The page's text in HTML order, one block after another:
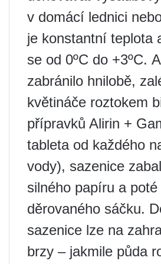
v domácí lednici
je konstantní teplota
se od 0ºС do +3ºС.
zabránilo hnilobě,
květináče roztokem
přípravků Alirin +
tableta od každého
vody), sazenice
silného papíru a
děrovaného sáčku.
sazenice lze na
brzy – jakmile půda